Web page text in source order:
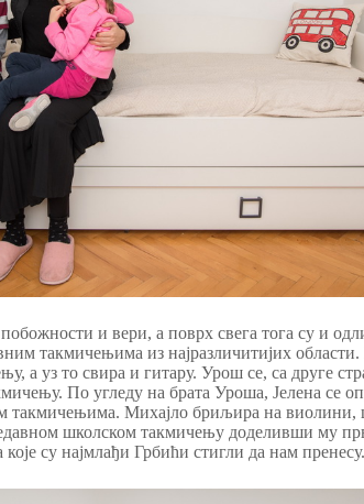
и вери, а поврх свега тога су и
такмичењима из најразличитијих
а уз то свира и гитару. Урош се, са друге
По угледу на брата Уроша, Јелена се
такмичењима. Михајло бриљира на
школском такмичењу доделивши му
су најмлађи Грбићи стигли да нам пренесу.